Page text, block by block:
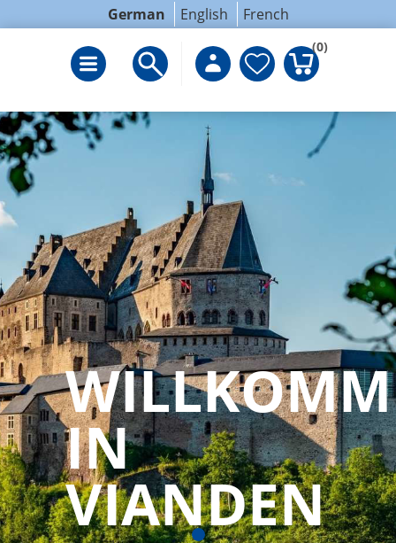
German English French
(0)
IN
VIANDEN